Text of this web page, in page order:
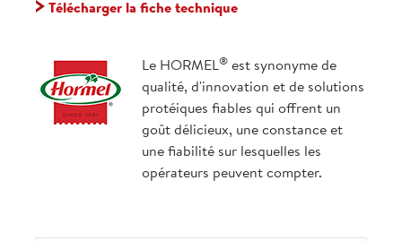
Télécharger la fiche technique
Le HORMEL® est synonyme de
qualité, d'innovation et de solutions
protéiques fiables qui offrent un
goût délicieux, une constance et
une fiabilité sur lesquelles les
opérateurs peuvent compter.